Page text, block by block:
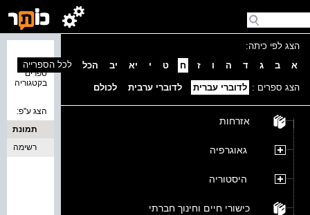
הצג לפי כיתה:
א
ב ג ד ה ו ז ח ט י יא יב הכל
הצג ספרים : לדוברי עברית לדוברי ערבית לכולם
אזרחות
גאוגרפיה
היסטוריה
כישורי חיים וחינוך חברתי
ספרים
בקטגוריה
לכל הספרייה
הצג ע''פ:
תמונת
כריכה
רשימה